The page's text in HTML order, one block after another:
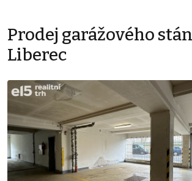
Prodej garážového
Liberec